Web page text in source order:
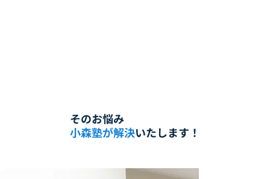
そのお悩み
小森塾が解決いたします！